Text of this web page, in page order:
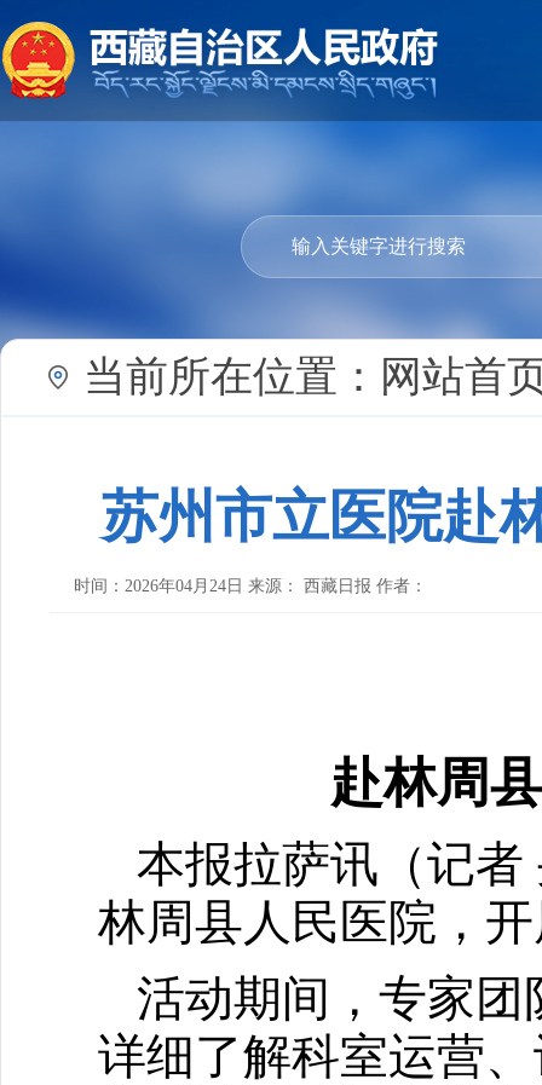
当前所在位置： 网站首
苏州市立医院赴
时间：2026年04月24日 来源： 西藏日报 作者：
赴林周
本报拉萨讯（记者
林周县人民医院，
活动期间，专家
详细了解科室运营